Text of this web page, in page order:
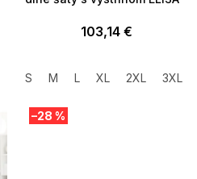
103,14 €
S M L XL 2XL 3XL
–28 %